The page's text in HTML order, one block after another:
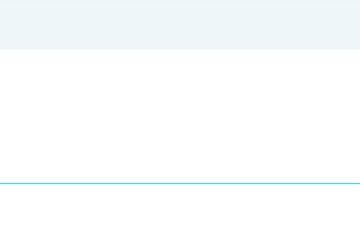
o PEB o Norma e PEB o Fluxo de